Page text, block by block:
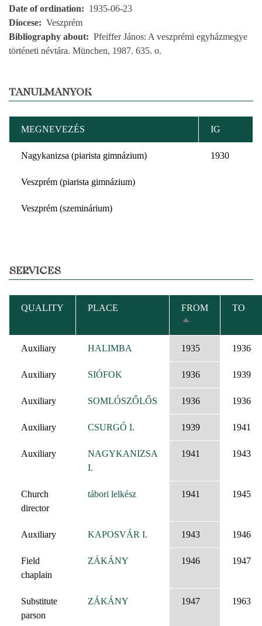
Date of ordination
1935-06-23
Diocese
Veszprém
Bibliography about
Pfeiffer János: A veszprémi egyházmegye
történeti névtára. München, 1987. 635. o.
TANULMÁNYOK
MEGNEVEZÉS IG
Nagykanizsa (piarista gimnázium) 1930
Veszprém (piarista gimnázium)
Veszprém (szeminárium)
SERVICES
QUALITY PLACE
FROM
SORT
DESCENDING
TO
Auxiliary HALIMBA 1935 1936
Auxiliary SIÓFOK 1936 1939
Auxiliary SOMLÓSZŐLŐS 1936 1936
Auxiliary CSURGÓ I. 1939 1941
Auxiliary
NAGYKANIZSA
I.
1941 1943
Church
director
tábori lelkész 1941 1945
Auxiliary KAPOSVÁR I. 1943 1946
Field
chaplain
ZÁKÁNY 1946 1947
Substitute
parson
ZÁKÁNY 1947 1963